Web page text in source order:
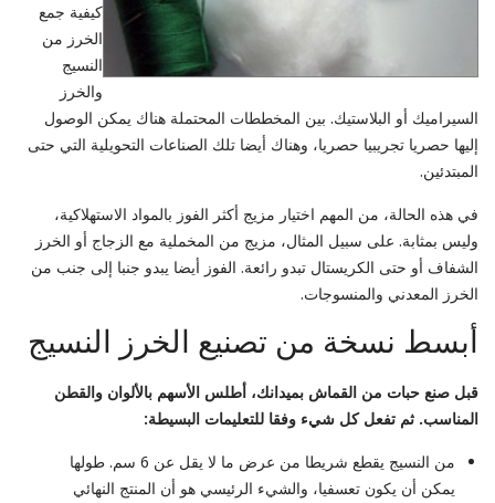
كيفية جمع
الخرز من
النسيج
والخرز
السيراميك أو البلاستيك. بين المخططات المحتملة هناك يمكن الوصول
إليها حصريا تجريبيا حصريا، وهناك أيضا تلك الصناعات التحويلية التي حتى
المبتدئين.
في هذه الحالة، من المهم اختيار مزيج أكثر الفوز بالمواد الاستهلاكية،
وليس بمثابة. على سبيل المثال، مزيج من المخملية مع الزجاج أو الخرز
الشفاف أو حتى الكريستال تبدو رائعة. الفوز أيضا يبدو جنبا إلى جنب من
الخرز المعدني والمنسوجات.
أبسط نسخة من تصنيع الخرز النسيج
قبل صنع حبات من القماش بميدانك، أطلس الأسهم بالألوان والقطن
المناسب. ثم تفعل كل شيء وفقا للتعليمات البسيطة:
من النسيج يقطع شريطا من عرض ما لا يقل عن 6 سم. طولها
يمكن أن يكون تعسفيا، والشيء الرئيسي هو أن المنتج النهائي